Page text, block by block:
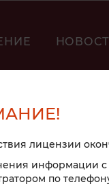
лицензии
информации с
по